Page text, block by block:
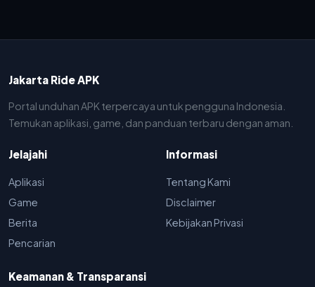
Jakarta Ride APK
Portal unduhan APK terpercaya untuk pengguna Indonesia.
Temukan aplikasi, game, dan panduan terbaru dengan aman.
Jelajahi
Aplikasi
Game
Berita
Pencarian
Informasi
Tentang Kami
Disclaimer
Kebijakan Privasi
Keamanan & Transparansi